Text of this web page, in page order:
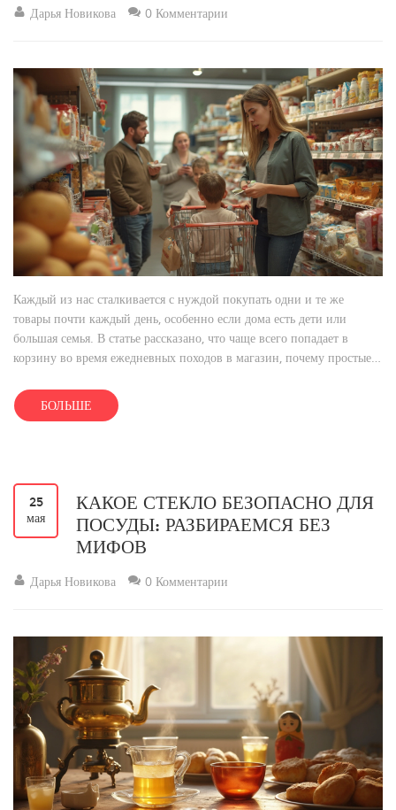
Дарья Новикова 0 Комментарии
Каждый из нас сталкивается с нуждой покупать одни и те же
товары почти каждый день, особенно если дома есть дети или
большая семья. В статье рассказано, что чаще всего попадает в
корзину во время ежедневных походов в магазин, почему простые
процесс. Вы узнаете про секреты экономии времени и денег на
рутине покупок, получите советы по составлению удобного списка
БОЛЬШЕ
25
мая
КАКОЕ СТЕКЛО БЕЗОПАСНО ДЛЯ
ПОСУДЫ: РАЗБИРАЕМСЯ БЕЗ
МИФОВ
Дарья Новикова 0 Комментарии